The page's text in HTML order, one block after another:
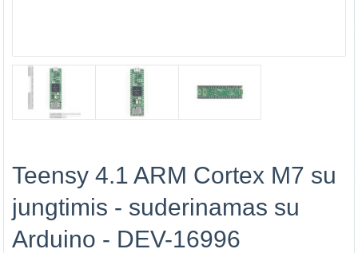
Teensy 4.1 ARM Cortex M7 su
jungtimis - suderinamas su
Arduino - DEV-16996